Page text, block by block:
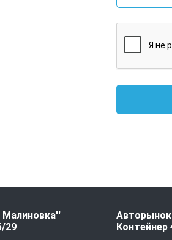
29
Контейнер